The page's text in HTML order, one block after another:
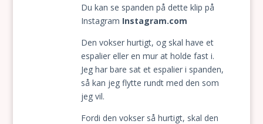
Du kan se spanden på dette klip på
Instagram Instagram.com
Den vokser hurtigt, og skal have et
espalier eller en mur at holde fast i.
Jeg har bare sat et espalier i spanden,
så kan jeg flytte rundt med den som
jeg vil.
Fordi den vokser så hurtigt, skal den